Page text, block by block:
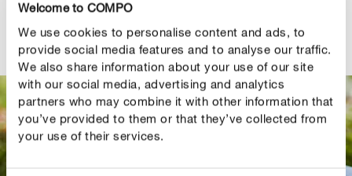
Welcome to COMPO
We use cookies to personalise content and ads, to
provide social media features and to analyse our traffic.
We also share information about your use of our site
with our social media, advertising and analytics
partners who may combine it with other information that
you’ve provided to them or that they’ve collected from
your use of their services.